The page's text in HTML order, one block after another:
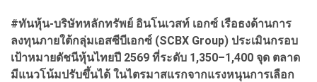
#ทันหุ้น-บริษัทหลักทรัพย์ อินโนเวสท์ เอกซ์ เรือธงด้านการ
ลงทุนภายใต้กลุ่มเอสซีบีเอกซ์ (SCBX Group) ประเมินกรอบ
เป้าหมายดัชนีหุ้นไทยปี 2569 ที่ระดับ 1,350–1,400 จุด ตลาด
มีแนวโน้มปรับขึ้นได้ ในไตรมาสแรกจากแรงหนุนการเลือก